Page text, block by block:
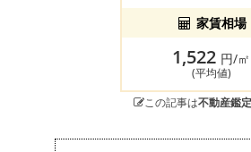
家賃相場
1,522 円/㎡
(平均値)
この記事は不動産鑑